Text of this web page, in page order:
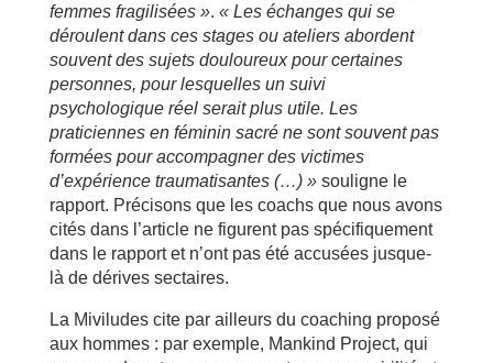
femmes fragilisées ». « Les échanges qui se
déroulent dans ces stages ou ateliers abordent
souvent des sujets douloureux pour certaines
personnes, pour lesquelles un suivi
psychologique réel serait plus utile. Les
praticiennes en féminin sacré ne sont souvent pas
formées pour accompagner des victimes
d’expérience traumatisantes (…) »souligne le
rapport. Précisons que les coachs que nous avons
cités dans l’article ne figurent pas spécifiquement
dans le rapport et n’ont pas été accusées jusque-
là de dérives sectaires.
La Miviludes cite par ailleurs du coaching proposé
aux hommes : par exemple, Mankind Project, qui